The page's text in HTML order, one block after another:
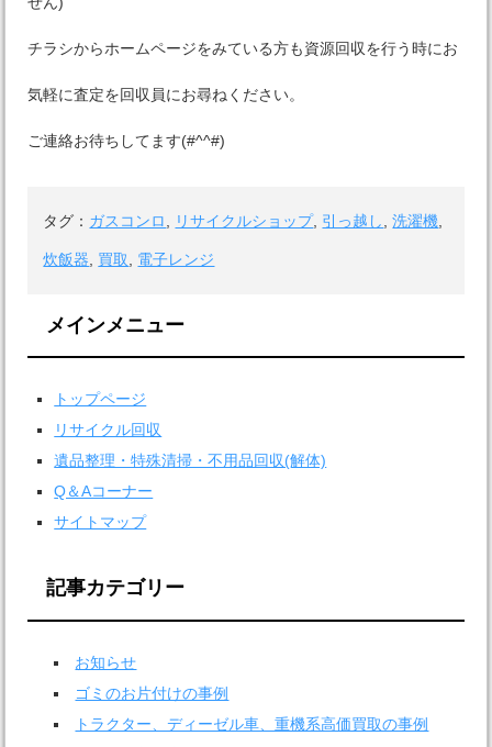
チラシからホームページをみている方も資源回収を行う時にお
気軽に査定を回収員にお尋ねください。
ご連絡お待ちしてます(#^^#)
タグ： ガスコンロ リサイクルショップ, 引っ越し ,洗濯機
炊飯器 買取 電子レンジ
メインメニュー
トップページ
リサイクル回収
遺品整理・特殊清掃・不用品回収(解体)
Q＆Aコーナー
サイトマップ
記事カテゴリー
お知らせ
ゴミのお片付けの事例
トラクター、ディーゼル車、重機系高価買取の事例